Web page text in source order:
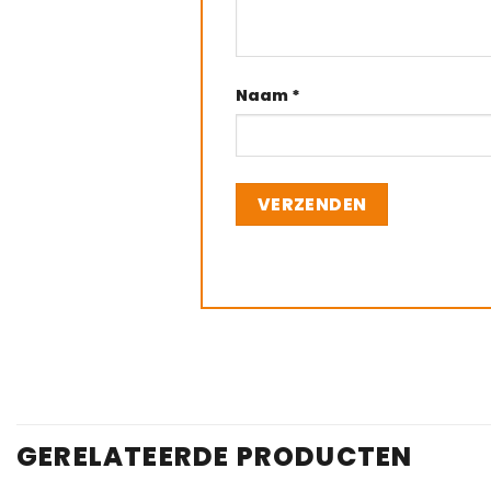
Naam *
GERELATEERDE PRODUCTEN